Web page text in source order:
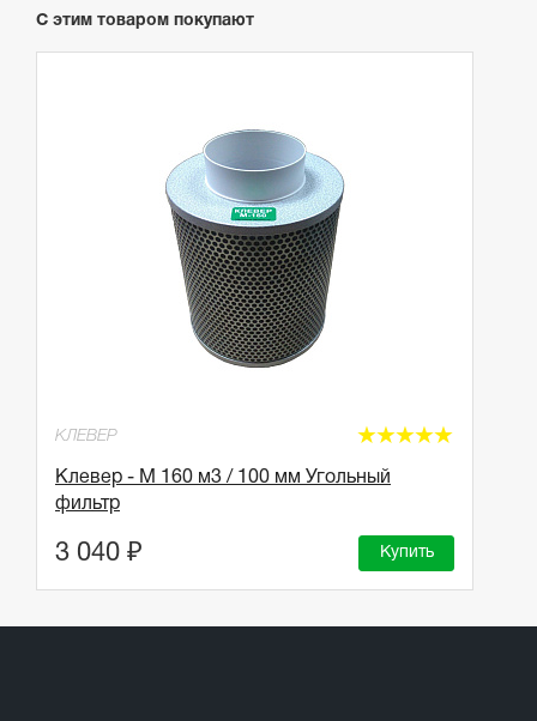
С этим товаром покупают
КЛЕВЕР ☆
☆
☆
☆
Клевер - М 160 м3 / 100 мм Угольный
фильтр
3 040 ₽ Купить